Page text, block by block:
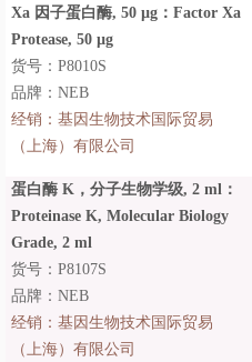
Xa 因子蛋白酶, 50 µg：Factor Xa
Protease, 50 µg
货号：P8010S
品牌：NEB
经销： 基因生物技术国际贸易
（上海）有限公司
蛋白酶 K，分子生物学级, 2 ml：
Proteinase K, Molecular Biology
Grade, 2 ml
货号：P8107S
品牌：NEB
经销： 基因生物技术国际贸易
（上海）有限公司